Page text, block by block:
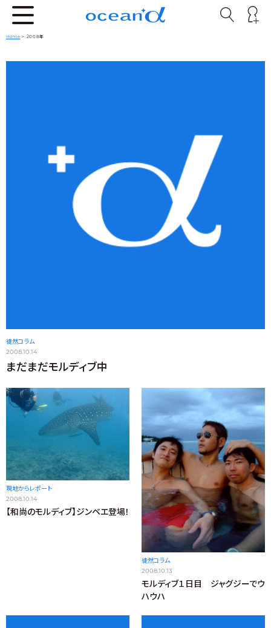
Home > 2008年
徒然コラム
2008.10.14
まだまだモルディブ中
現地からレポート
2008.10.14
【和尚のモルディブ】ジンベエ登場！
徒然コラム
2008.10.13
モルディブ１日目 ジャグジーでウ
ハウハ